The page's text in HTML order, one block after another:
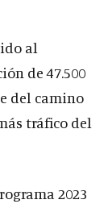
al
de 47.500
del camino
tráfico del
2023